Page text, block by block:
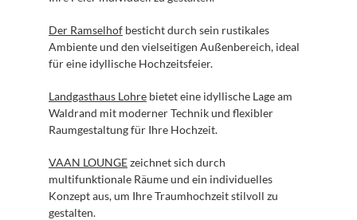
Der Ramselhof besticht durch sein rustikales
Ambiente und den vielseitigen Außenbereich, ideal
für eine idyllische Hochzeitsfeier.
Landgasthaus Lohre bietet eine idyllische Lage am
Waldrand mit moderner Technik und flexibler
Raumgestaltung für Ihre Hochzeit.
VAAN LOUNGE zeichnet sich durch
multifunktionale Räume und ein individuelles
Konzept aus, um Ihre Traumhochzeit stilvoll zu
gestalten.